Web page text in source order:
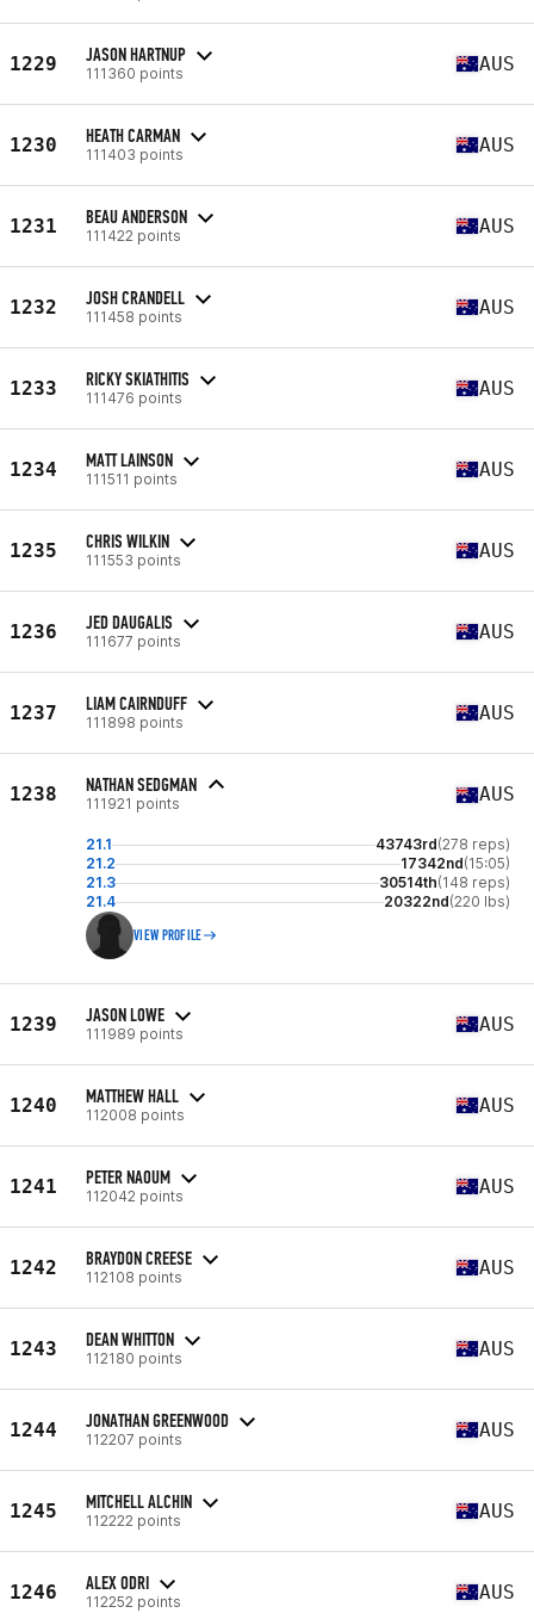
1229 JASON HARTNUP
111360 points AUS
1230 HEATH CARMAN
111403 points AUS
1231 BEAU ANDERSON
111422 points AUS
1232 JOSH CRANDELL
111458 points AUS
1233 RICKY SKIATHITIS
111476 points AUS
1234 MATT LAINSON
111511 points AUS
1235 CHRIS WILKIN
111553 points AUS
1236 JED DAUGALIS
111677 points AUS
1237 LIAM CAIRNDUFF
111898 points AUS
1238 NATHAN SEDGMAN
111921 points AUS
21.1 43743rd(278 reps)
21.2
17342nd(15:05)
21.3
30514th(148 reps)
21.4
20322nd(220 lbs)
VIEW PROFILE
1239 JASON LOWE
111989 points AUS
1240 MATTHEW HALL
112008 points AUS
1241 PETER NAOUM
112042 points AUS
1242 BRAYDON CREESE
112108 points AUS
1243 DEAN WHITTON
112180 points AUS
1244 JONATHAN GREENWOOD
112207 points AUS
1245 MITCHELL ALCHIN
112222 points AUS
1246 ALEX ODRI
112252 points AUS